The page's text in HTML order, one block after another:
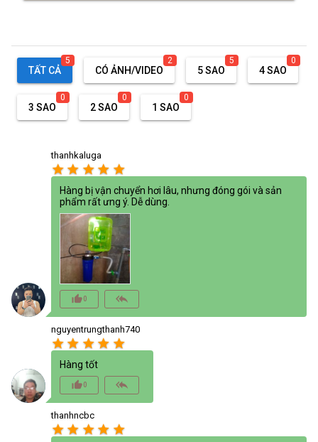
TẤT CẢ
5
CÓ ẢNH/VIDEO
2
5 SAO
5
4 SAO
0
3 SAO
0
2 SAO
0
1 SAO
0
thanhkaluga
star star star star star
Hàng bị vận chuyển hơi lâu, nhưng đóng gói và sản
phẩm rất ưng ý. Dễ dùng.
thumb_up_alt0 reply_all
nguyentrungthanh740
star star star star star
Hàng tốt
thumb_up_alt0 reply_all
thanhncbc
star star star star star